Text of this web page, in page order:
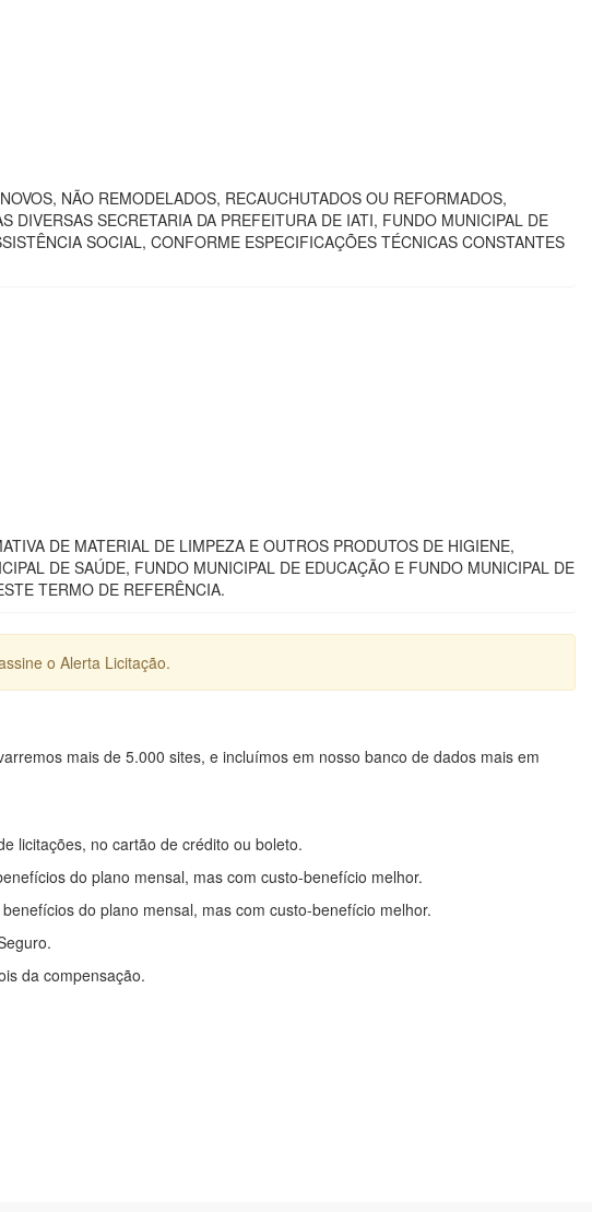
NÃO REMODELADOS, RECAUCHUTADOS OU REFORMADOS,
DIVERSAS SECRETARIA DA PREFEITURA DE IATI, FUNDO MUNICIPAL DE
SOCIAL, CONFORME ESPECIFICAÇÕES TÉCNICAS CONSTANTES
DE MATERIAL DE LIMPEZA E OUTROS PRODUTOS DE HIGIENE,
DE SAÚDE, FUNDO MUNICIPAL DE EDUCAÇÃO E FUNDO MUNICIPAL DE
TERMO DE REFERÊNCIA.
o Alerta Licitação.
mais de 5.000 sites, e incluímos em nosso banco de dados mais em
licitações, no cartão de crédito ou boleto.
do plano mensal, mas com custo-benefício melhor.
do plano mensal, mas com custo-benefício melhor.
da compensação.